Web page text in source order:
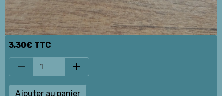
3,30€ TTC
Ajouter au panier